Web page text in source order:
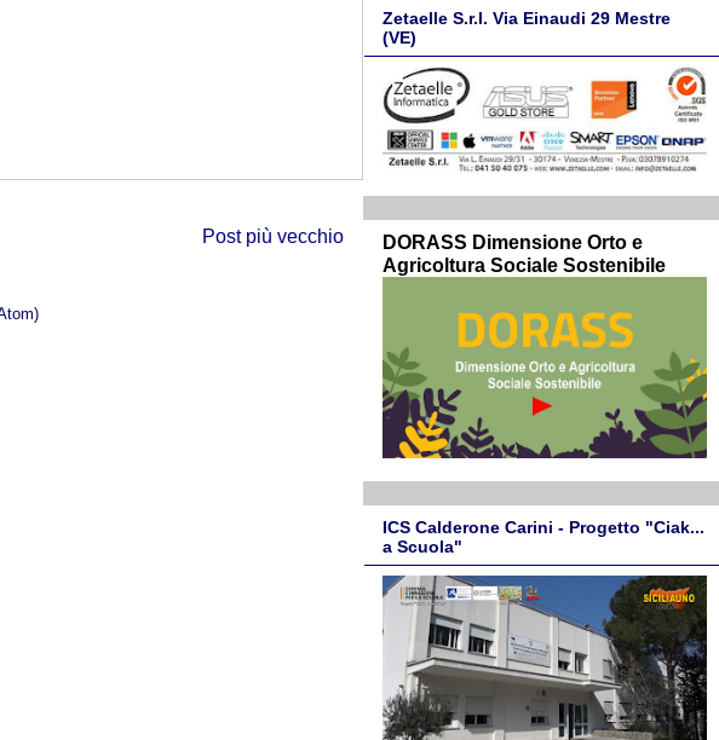
Post più vecchio
Zetaelle S.r.l. Via Einaudi 29 Mestre
(VE)
DORASS Dimensione Orto e
Agricoltura Sociale Sostenibile
ICS Calderone Carini - Progetto "Ciak...
a Scuola"